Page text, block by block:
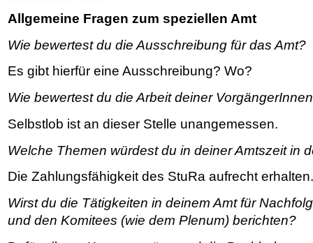
Allgemeine Fragen zum speziellen Amt
Wie bewertest du die Ausschreibung für das Amt?
Es gibt hierfür eine Ausschreibung? Wo?
Wie bewertest du die Arbeit deiner
Selbstlob ist an dieser Stelle unangemessen.
Welche Themen würdest du in deiner Amtszeit in
Die Zahlungsfähigkeit des StuRa aufrecht erhalten.
Wirst du die Tätigkeiten in deinem Amt für
und den Komitees (wie dem Plenum) berichten?